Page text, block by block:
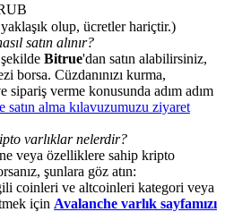
Share 25000 USDT prize pool!
prize pool
olup, ücretler hariçtir.)
satın alınır?
Bitrue'dan satın alabilirsiniz,
borsa. Cüzdanınızı kurma,
verme konusunda adım adım
satın alma kılavuzumuzu ziyaret
varlıklar nelerdir?
veya özelliklere sahip kripto
şunlara göz atın:
coinleri ve altcoinleri kategori veya
için Avalanche varlık sayfamızı